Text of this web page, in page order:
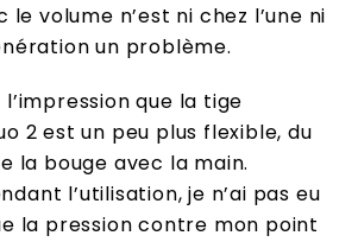
le volume n’est ni chez l’une ni
un problème.
que la tige
2 est un peu plus flexible, du
la bouge avec la main.
l’utilisation, je n’ai pas eu
la pression contre mon point